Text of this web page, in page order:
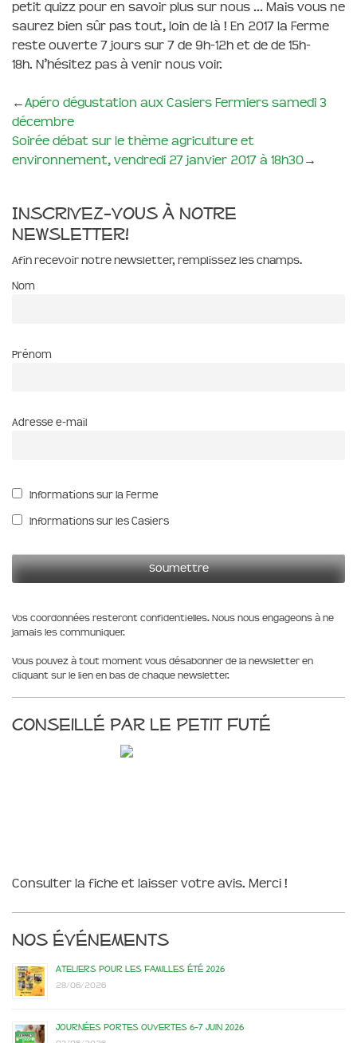
petit quizz pour en savoir plus sur nous … Mais vous ne
saurez bien sûr pas tout, loin de là ! En 2017 la Ferme
reste ouverte 7 jours sur 7 de 9h-12h et de de 15h-
18h. N’hésitez pas à venir nous voir.
←Apéro dégustation aux Casiers Fermiers samedi 3
décembre
Soirée débat sur le thème agriculture et
environnement, vendredi 27 janvier 2017 à 18h30→
Inscrivez-vous à notre
newsletter!
Afin recevoir notre newsletter, remplissez les champs.
Nom
Prénom
Adresse e-mail
Informations sur la Ferme
Informations sur les Casiers
Vos coordonnées resteront confidentielles. Nous nous engageons à ne
jamais les communiquer.
Vous pouvez à tout moment vous désabonner de la newsletter en
cliquant sur le lien en bas de chaque newsletter.
Conseillé par le Petit Futé
Consulter la fiche et laisser votre avis. Merci !
Nos événements
Ateliers pour les familles été 2026
28/06/2026
Journées portes ouvertes 6-7 juin 2026